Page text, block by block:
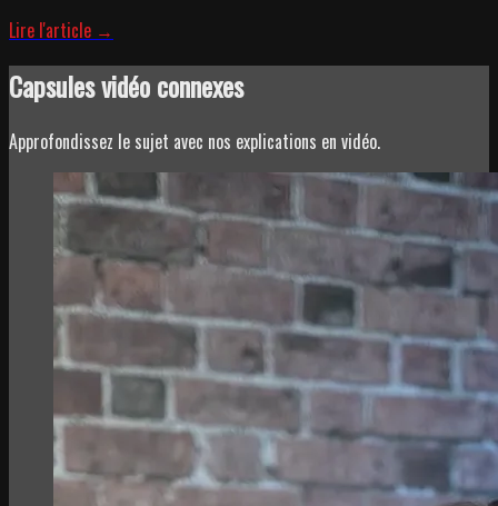
Lire l'article →
Capsules vidéo connexes
Approfondissez le sujet avec nos explications en vidéo.